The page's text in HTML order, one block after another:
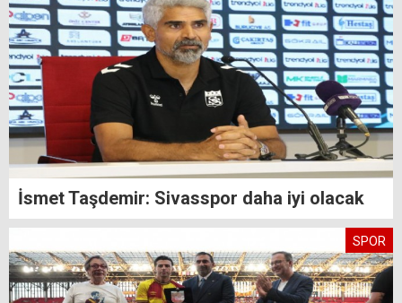
İsmet Taşdemir: Sivasspor daha iyi olacak
SPOR